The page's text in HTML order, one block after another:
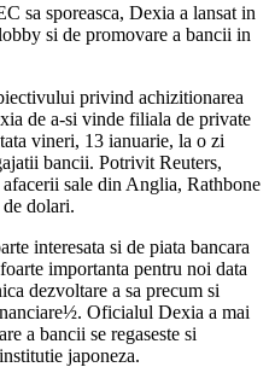
sa sporeasca, Dexia a lansat in
si de promovare a bancii in
privind achizitionarea
de a-si vinde filiala de private
vineri, 13 ianuarie, la o zi
bancii. Potrivit Reuters,
sale din Anglia, Rathbone
dolari.
interesata si de piata bancara
importanta pentru noi data
dezvoltare a sa precum si
Oficialul Dexia a mai
a bancii se regaseste si
japoneza.